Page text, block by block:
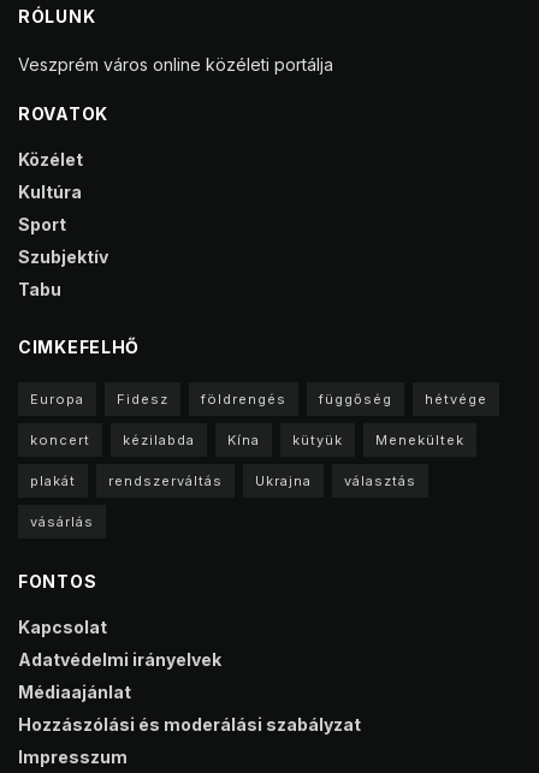
RÓLUNK
Veszprém város online közéleti portálja
ROVATOK
Közélet
Kultúra
Sport
Szubjektív
Tabu
CIMKEFELHŐ
Europa Fidesz földrengés függőség hétvége
koncert kézilabda Kína kütyük Menekültek
plakát rendszerváltás Ukrajna választás
vásárlás
FONTOS
Kapcsolat
Adatvédelmi irányelvek
Médiaajánlat
Hozzászólási és moderálási szabályzat
Impresszum